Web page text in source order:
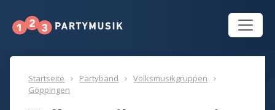
Startseite Partyband
Volksmusikgruppen
Göppingen